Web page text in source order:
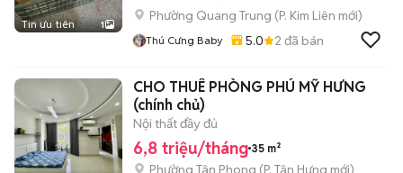
Tin ưu tiên 1
Phường Quang Trung (P. Kim Liên mới)
Thú Cưng Baby 5.0 2 đã bán
CHO THUÊ PHÒNG PHÚ MỸ HƯNG
(chính chủ)
Nội thất đầy đủ
6,8 triệu/tháng 35 m²
Phường Tân Phong (P. Tân Hưng mới)